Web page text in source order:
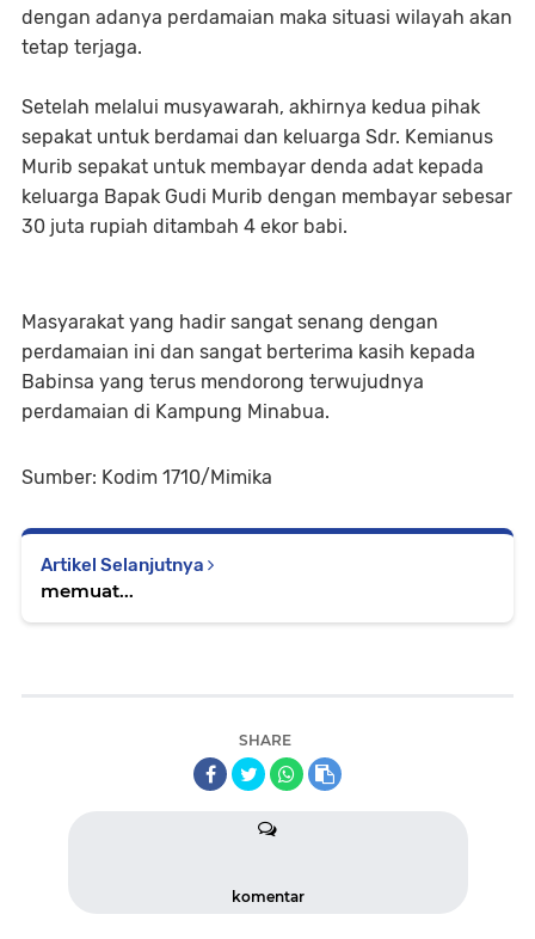
dengan adanya perdamaian maka situasi wilayah akan
tetap terjaga.
Setelah melalui musyawarah, akhirnya kedua pihak
sepakat untuk berdamai dan keluarga Sdr. Kemianus
Murib sepakat untuk membayar denda adat kepada
keluarga Bapak Gudi Murib dengan membayar sebesar
30 juta rupiah ditambah 4 ekor babi.
Masyarakat yang hadir sangat senang dengan
perdamaian ini dan sangat berterima kasih kepada
Babinsa yang terus mendorong terwujudnya
perdamaian di Kampung Minabua.
Sumber: Kodim 1710/Mimika
Artikel Selanjutnya
memuat...
SHARE
komentar